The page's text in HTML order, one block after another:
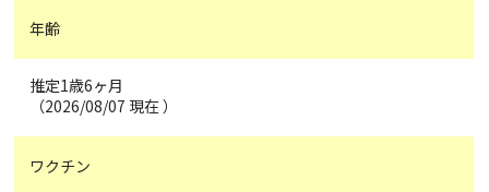
年齢
推定1歳6ヶ月
（2026/08/07 現在 ）
ワクチン